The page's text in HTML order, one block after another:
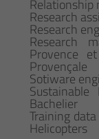
Relationship
Research
Research
Research
Provence
Provençale
Sotiware
Bachelier
Training
Helicopters